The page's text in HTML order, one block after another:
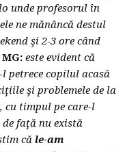
unde profesorul în
ne mănâncă destul
şi 2-3 ore când
MG: este evident că
petrece copilul acasă
şi problemele de la
cu timpul pe care-l
faţă nu există
căle-am